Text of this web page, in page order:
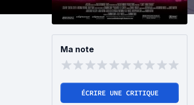
Ma note
ÉCRIRE UNE CRITIQUE